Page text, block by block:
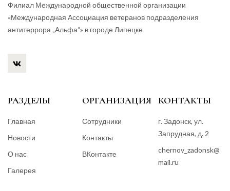
Филиал Международной общественной организации
«Международная Ассоциация ветеранов подразделения
антитеррора „Альфа“» в городе Липецке
РАЗДЕЛЫ
Главная
Новости
О нас
Галерея
ОРГАНИЗАЦИЯ
Сотрудники
Контакты
ВКонтакте
КОНТАКТЫ
г. Задонск, ул.
Запрудная, д. 2
chernov_zadonsk@
mail.ru